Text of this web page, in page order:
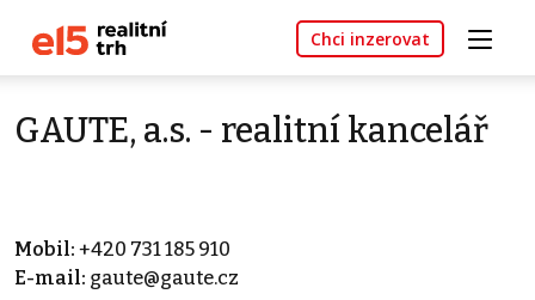
Chci inzerovat
GAUTE, a.s. - realitní kancelář
Mobil: +420 731 185 910
E-mail: gaute@gaute.cz